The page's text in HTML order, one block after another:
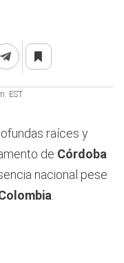
EST
raíces y
de Córdoba
nacional pese